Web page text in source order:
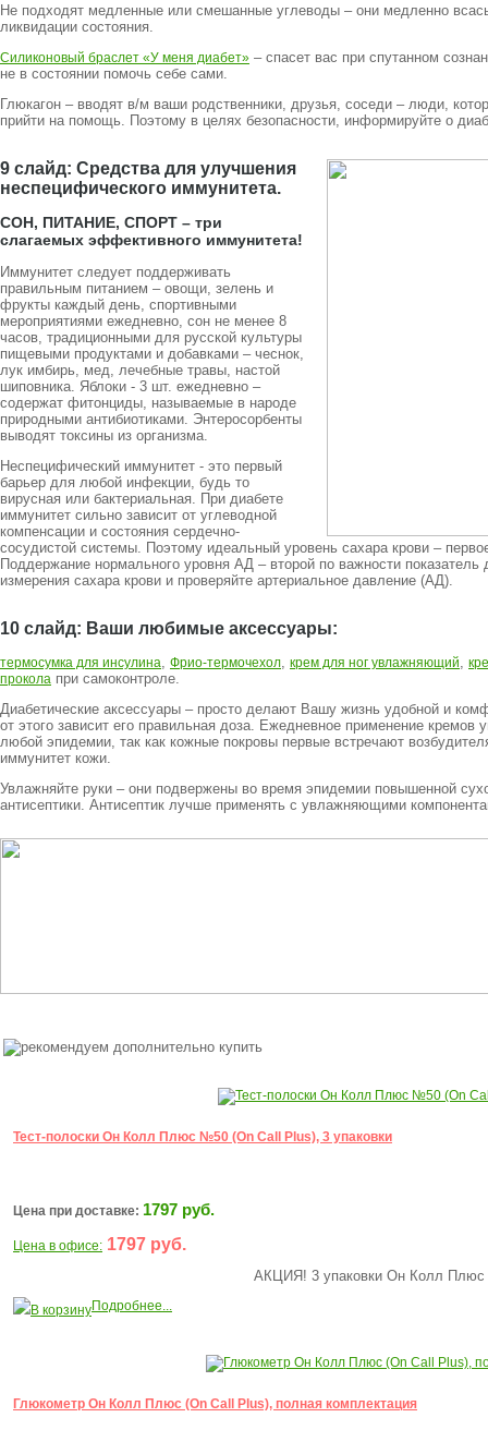
Не подходят медленные или смешанные углеводы – они медленно
ликвидации состояния.
Силиконовый браслет «У меня диабет» – спасет вас при спутанном
не в состоянии помочь себе сами.
Глюкагон – вводят в/м ваши родственники, друзья, соседи – люди,
прийти на помощь. Поэтому в целях безопасности, информируйте о
9 слайд: Средства для улучшения
неспецифического иммунитета.
СОН, ПИТАНИЕ, СПОРТ – три
слагаемых эффективного иммунитета!
Иммунитет следует поддерживать
правильным питанием – овощи, зелень и
фрукты каждый день, спортивными
мероприятиями ежедневно, сон не менее 8
часов, традиционными для русской культуры
пищевыми продуктами и добавками – чеснок,
лук имбирь, мед, лечебные травы, настой
шиповника. Яблоки - 3 шт. ежедневно –
содержат фитонциды, называемые в народе
природными антибиотиками. Энтеросорбенты
выводят токсины из организма.
Неспецифический иммунитет - это первый
барьер для любой инфекции, будь то
вирусная или бактериальная. При диабете
иммунитет сильно зависит от углеводной
компенсации и состояния сердечно-
сосудистой системы. Поэтому идеальный уровень сахара крови –
Поддержание нормального уровня АД – второй по важности
измерения сахара крови и проверяйте артериальное давление (АД).
10 слайд: Ваши любимые аксессуары:
термосумка для инсулина Фрио-термочехол крем для ног увлажняющий
прокола при самоконтроле.
Диабетические аксессуары – просто делают Вашу жизнь удобной и
от этого зависит его правильная доза. Ежедневное применение
любой эпидемии, так как кожные покровы первые встречают
иммунитет кожи.
Увлажняйте руки – они подвержены во время эпидемии повышенной
антисептики. Антисептик лучше применять с увлажняющими
Тест-полоски Он Колл Плюс №50 (On Call Plus), 3 упаковки
Цена при доставке: 1797 руб.
Цена в офисе: 1797 руб.
АКЦИЯ! 3 упаковки Он Колл Плюс
В корзинуПодробнее...
Глюкометр Он Колл Плюс (On Call Plus), полная комплектация